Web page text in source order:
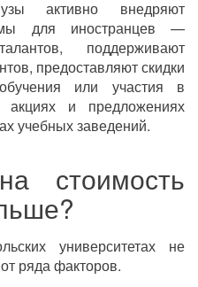
активно внедряют
для иностранцев —
поддерживают
предоставляют скидки
или участия в
акциях и предложениях
учебных заведений.
стоимость
университетах не
ряда факторов.